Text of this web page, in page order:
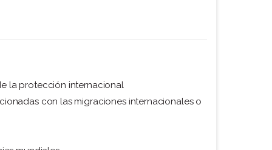
la protección internacional
con las migraciones internacionales o